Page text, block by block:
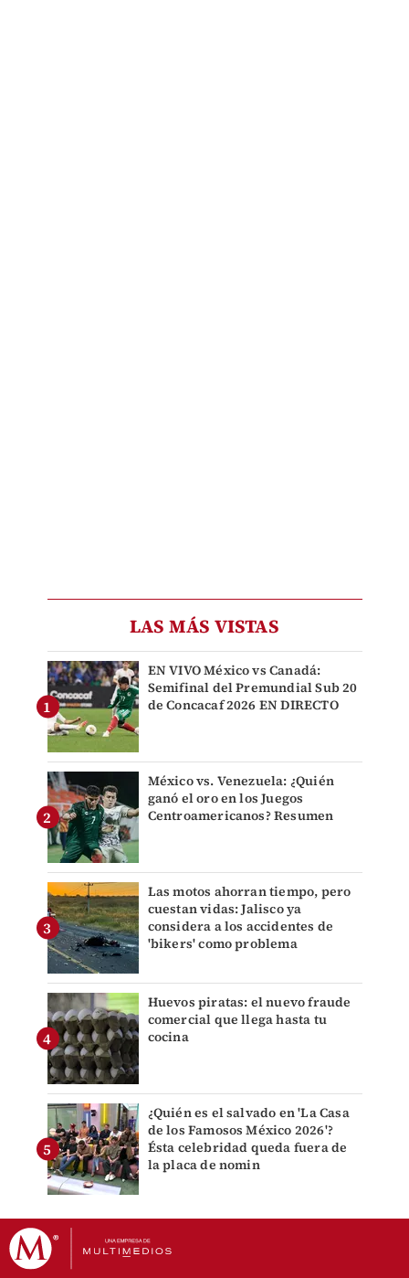
LAS MÁS VISTAS
EN VIVO México vs Canadá:
Semifinal del Premundial Sub 20
de Concacaf 2026 EN DIRECTO
México vs. Venezuela: ¿Quién
ganó el oro en los Juegos
Centroamericanos? Resumen
Las motos ahorran tiempo, pero
cuestan vidas: Jalisco ya
considera a los accidentes de
'bikers' como problema
Huevos piratas: el nuevo fraude
comercial que llega hasta tu
cocina
¿Quién es el salvado en 'La Casa
de los Famosos México 2026'?
Ésta celebridad queda fuera de
la placa de nomin